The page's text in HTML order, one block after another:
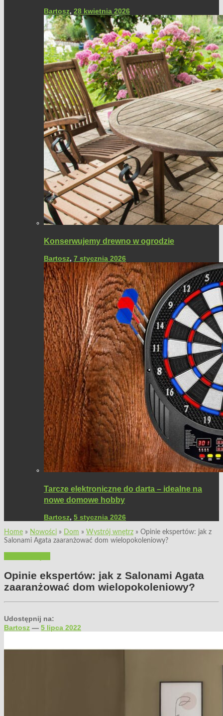
Bartosz, 28 kwietnia 2026
Konserwujemy drewno w ogrodzie
Bartosz, 7 stycznia 2026
Tarcze elektroniczne do darta – idealne na
nowe domowe hobby
Bartosz, 5 stycznia 2026
Home » Nowości » Dom » Wystrój wnętrz » Opinie ekspertów: jak z
Salonami Agata zaaranżować dom wielopokoleniowy?
Opinie ekspertów: jak z Salonami Agata
zaaranżować dom wielopokoleniowy?
Udostępnij na:
Bartosz — 5 lipca 2022